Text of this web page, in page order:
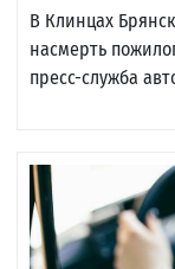
В Клинцах
насмерть
пресс-служба